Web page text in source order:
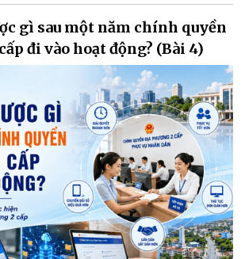
gì sau một năm chính quyền
đi vào hoạt động? (Bài 4)